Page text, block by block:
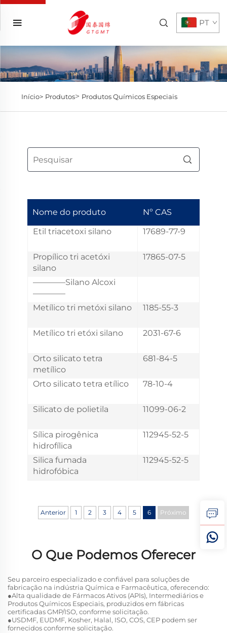
PT
Início> Produtos> Produtos Químicos Especiais
Nome do produto
Nº CAS
Etil triacetoxi silano
17689-77-9
Propílico tri acetóxi
silano
17865-07-5
————Silano Alcoxi
————
Metílico tri metóxi silano
1185-55-3
Metílico tri etóxi silano 2031-67-6
Orto silicato tetra
metílico
681-84-5
Orto silicato tetra etílico 78-10-4
Silicato de polietila 11099-06-2
Sílica pirogênica
hidrofílica
112945-52-5
Silica fumada
hidrofóbica
112945-52-5
Anterior 1 2 3 4 5 6 Próximo
O Que Podemos Oferecer
Seu parceiro especializado e confiável para soluções de
fabricação na indústria Química e Farmacêutica, oferecendo:
●Alta qualidade de Fármacos Ativos (APIs), Intermediários e
Produtos Químicos Especiais, produzidos em fábricas
certificadas GMP/ISO, conforme solicitação.
●USDMF, EUDMF, Kosher, Halal, ISO, COS, CEP podem ser
fornecidos conforme solicitação.